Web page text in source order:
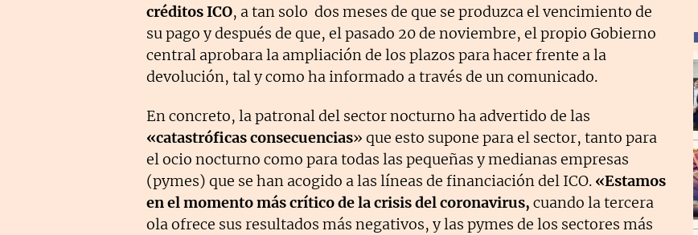
créditos ICO, a tan solo dos meses de que se produzca el vencimiento de
su pago y después de que, el pasado 20 de noviembre, el propio Gobierno
central aprobara la ampliación de los plazos para hacer frente a la
devolución, tal y como ha informado a través de un comunicado.
En concreto, la patronal del sector nocturno ha advertido de las
«catastróficas consecuencias» que esto supone para el sector, tanto para
el ocio nocturno como para todas las pequeñas y medianas empresas
(pymes) que se han acogido a las líneas de financiación del ICO. «Estamos
en el momento más crítico de la crisis del coronavirus, cuando la tercera
ola ofrece sus resultados más negativos, y las pymes de los sectores más